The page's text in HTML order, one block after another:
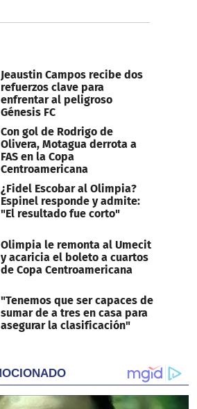
Jeaustin Campos recibe dos
refuerzos clave para
enfrentar al peligroso
Génesis FC
Con gol de Rodrigo de
Olivera, Motagua derrota a
FAS en la Copa
Centroamericana
¿Fidel Escobar al Olimpia?
Espinel responde y admite:
"El resultado fue corto"
Olimpia le remonta al Umecit
y acaricia el boleto a cuartos
de Copa Centroamericana
"Tenemos que ser capaces de
sumar de a tres en casa para
asegurar la clasificación"